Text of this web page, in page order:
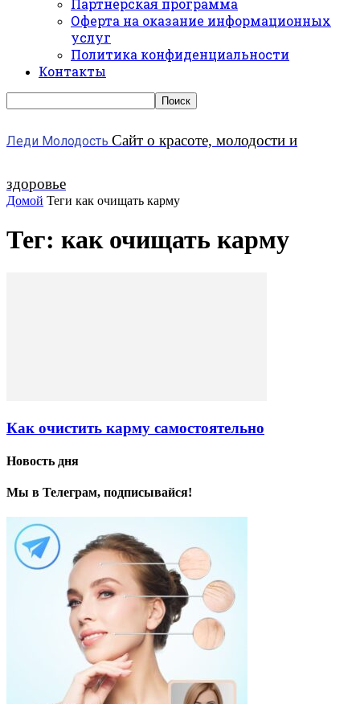
Партнерская программа
Оферта на оказание информационных
услуг
Политика конфиденциальности
Контакты
Леди Молодость Сайт о красоте, молодости и
здоровье
Домой Теги как очищать карму
Тег: как очищать карму
Как очистить карму самостоятельно
Новость дня
Мы в Телеграм, подписывайся!